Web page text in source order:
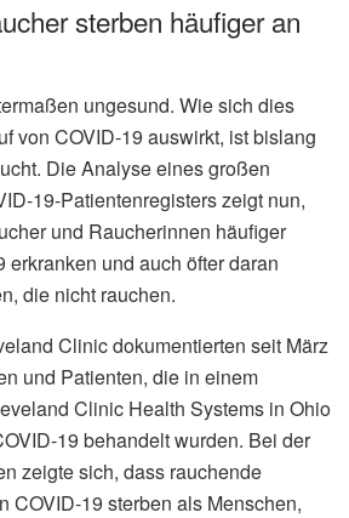
sterben häufiger an
ungesund. Wie sich dies
von COVID-19 auswirkt, ist bislang
Die Analyse eines großen
19-Patientenregisters zeigt nun,
und Raucherinnen häufiger
erkranken und auch öfter daran
die nicht rauchen.
Clinic dokumentierten seit März
und Patienten, die in einem
Clinic Health Systems in Ohio
19 behandelt wurden. Bei der
zeigte sich, dass rauchende
COVID-19 sterben als Menschen,